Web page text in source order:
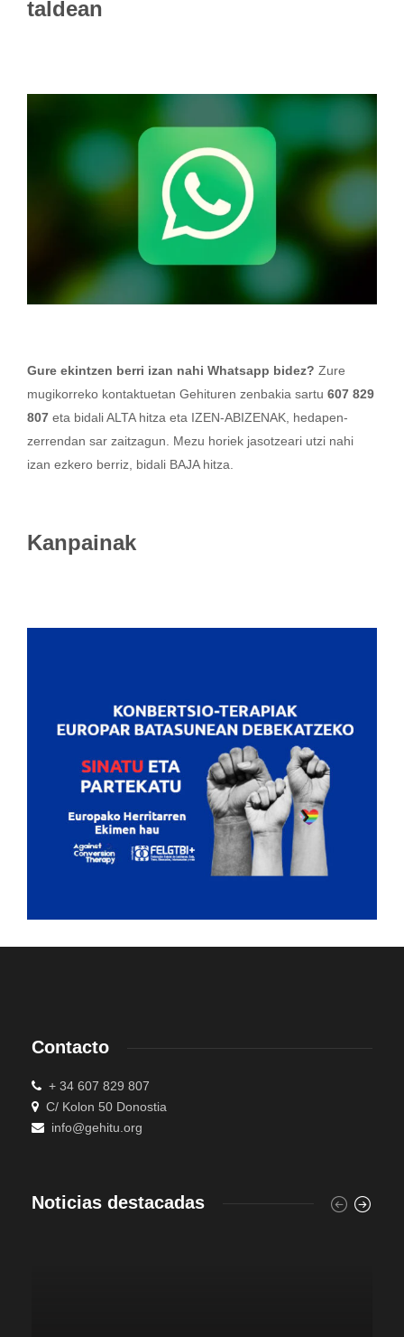
taldean
Gure ekintzen berri izan nahi Whatsapp bidez? Zure
mugikorreko kontaktuetan Gehituren zenbakia sartu 607 829
807 eta bidali ALTA hitza eta IZEN-ABIZENAK, hedapen-
zerrendan sar zaitzagun. Mezu horiek jasotzeari utzi nahi
izan ezkero berriz, bidali BAJA hitza.
Kanpainak
Contacto
+ 34 607 829 807
C/ Kolon 50 Donostia
info@gehitu.org
Noticias destacadas